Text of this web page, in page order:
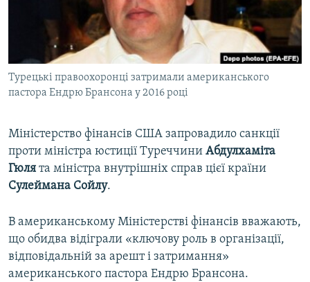
ВІДЕОУРОКИ «ELIFBE»
СВІДЧЕННЯ ОКУПАЦІЇ
УКРАЇНСЬКА ПРОБЛЕМА КРИМУ
ІНФОГРАФІКА
Русский
Qırımtatar
ДОЛУЧАЙСЯ!
Усі сайти RFE/RL
Турецькі правоохоронці затримали американського
пастора Ендрю Брансона у 2016 році
Міністерство фінансів США запровадило санкції
проти міністра юстиції Туреччини Абдулхаміта
Гюля та міністра внутрішніх справ цієї країни
Сулеймана Сойлу.
В американському Міністерстві фінансів вважають,
що обидва відіграли «ключову роль в організації,
відповідальній за арешт і затримання»
американського пастора Ендрю Брансона.